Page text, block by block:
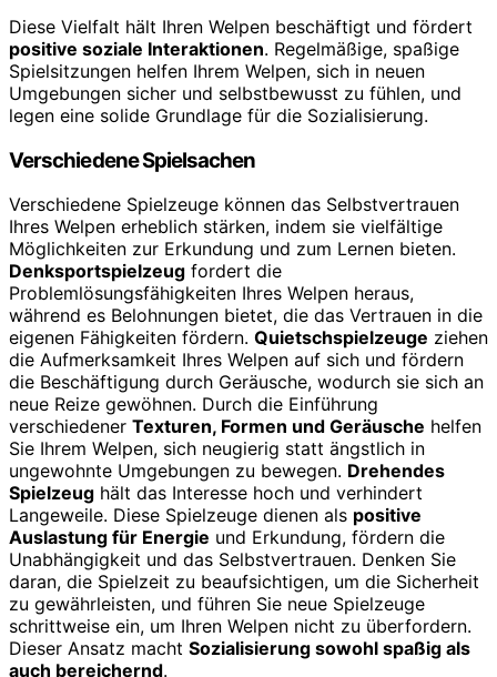
Diese Vielfalt hält Ihren Welpen beschäftigt und fördert
positive soziale Interaktionen. Regelmäßige, spaßige
Spielsitzungen helfen Ihrem Welpen, sich in neuen
Umgebungen sicher und selbstbewusst zu fühlen, und
legen eine solide Grundlage für die Sozialisierung.
Verschiedene Spielsachen
Verschiedene Spielzeuge können das Selbstvertrauen
Ihres Welpen erheblich stärken, indem sie vielfältige
Möglichkeiten zur Erkundung und zum Lernen bieten.
Denksportspielzeug fordert die
Problemlösungsfähigkeiten Ihres Welpen heraus,
während es Belohnungen bietet, die das Vertrauen in die
eigenen Fähigkeiten fördern. Quietschspielzeuge ziehen
die Aufmerksamkeit Ihres Welpen auf sich und fördern
die Beschäftigung durch Geräusche, wodurch sie sich an
neue Reize gewöhnen. Durch die Einführung
verschiedener Texturen, Formen und Geräusche helfen
Sie Ihrem Welpen, sich neugierig statt ängstlich in
ungewohnte Umgebungen zu bewegen. Drehendes
Spielzeug hält das Interesse hoch und verhindert
Langeweile. Diese Spielzeuge dienen als positive
Auslastung für Energie und Erkundung, fördern die
Unabhängigkeit und das Selbstvertrauen. Denken Sie
daran, die Spielzeit zu beaufsichtigen, um die Sicherheit
zu gewährleisten, und führen Sie neue Spielzeuge
schrittweise ein, um Ihren Welpen nicht zu überfordern.
Dieser Ansatz macht Sozialisierung sowohl spaßig als
auch bereichernd.